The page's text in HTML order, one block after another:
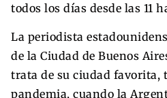
todos los días desde las 11
La periodista
de la Ciudad de Buenos
trata de su ciudad favorita,
pandemia, cuando la